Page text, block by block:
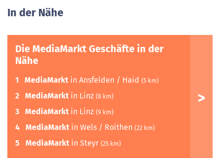
In der Nähe
Die MediaMarkt Geschäfte in der
Nähe
1 MediaMarkt in Ansfelden / Haid (5 km)
2 MediaMarkt in Linz (8 km)
3 MediaMarkt in Linz (9 km)
4 MediaMarkt in Wels / Roithen (22 km)
5 MediaMarkt in Steyr (25 km)